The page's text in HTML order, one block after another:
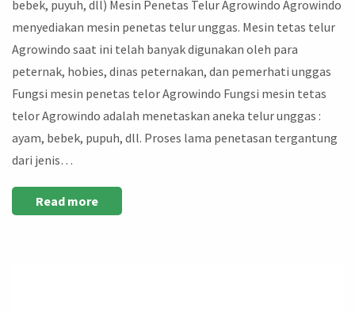
bebek, puyuh, dll) Mesin Penetas Telur Agrowindo Agrowindo
menyediakan mesin penetas telur unggas. Mesin tetas telur
Agrowindo saat ini telah banyak digunakan oleh para
peternak, hobies, dinas peternakan, dan pemerhati unggas
Fungsi mesin penetas telor Agrowindo Fungsi mesin tetas
telor Agrowindo adalah menetaskan aneka telur unggas :
ayam, bebek, pupuh, dll. Proses lama penetasan tergantung
dari jenis…
Read more